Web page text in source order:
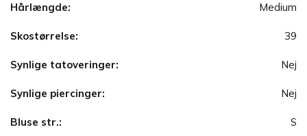
Hårlængde: Medium
Skostørrelse: 39
Synlige tatoveringer: Nej
Synlige piercinger: Nej
Bluse str.: S